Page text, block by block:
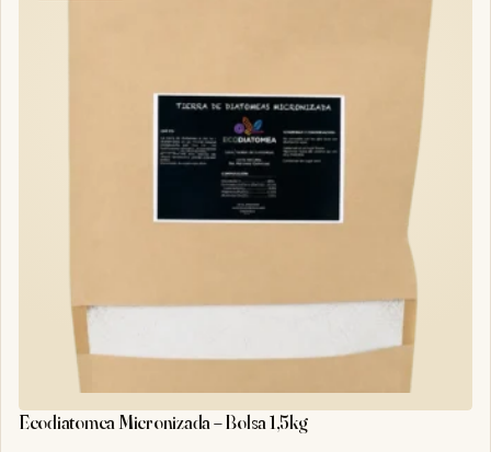
Ecodiatomea Micronizada – Bolsa 1,5kg